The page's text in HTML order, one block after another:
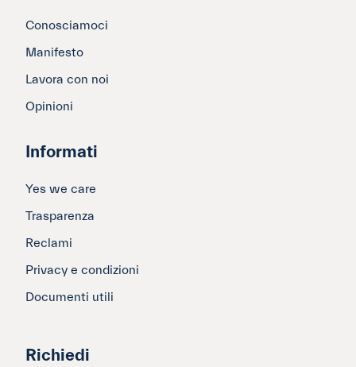
Conosciamoci
Manifesto
Lavora con noi
Opinioni
Informati
Yes we care
Trasparenza
Reclami
Privacy e condizioni
Documenti utili
Richiedi